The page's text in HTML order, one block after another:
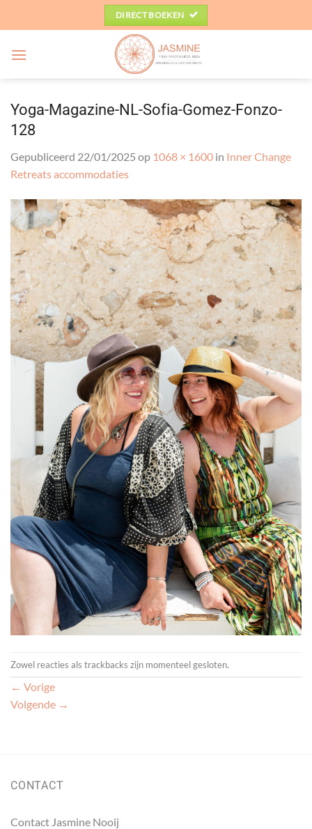
DIRECT BOEKEN
Yoga-Magazine-NL-Sofia-Gomez-Fonzo-
128
Gepubliceerd 22/01/2025 op 1068 × 1600 in Inner Change
Retreats accommodaties
Zowel reacties als trackbacks zijn momenteel gesloten.
← Vorige
Volgende →
CONTACT
Contact Jasmine Nooij